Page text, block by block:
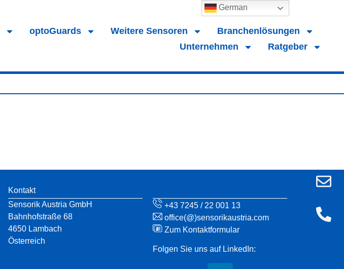
optoGuards Weitere Sensoren
Branchenlösungen
Unternehmen
Ratgeber
Kontakt
Sensorik Austria GmbH
Bahnhofstraße 68
4650 Lambach
Österreich
+43 7245 / 22 001 13
office(@)sensorikaustria.com
Zum Kontaktformular
Folgen Sie uns auf LinkedIn:
German